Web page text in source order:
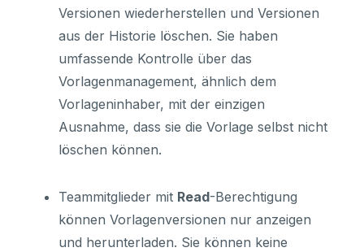
Versionen wiederherstellen und Versionen
aus der Historie löschen. Sie haben
umfassende Kontrolle über das
Vorlagenmanagement, ähnlich dem
Vorlageninhaber, mit der einzigen
Ausnahme, dass sie die Vorlage selbst nicht
löschen können.
Teammitglieder mit Read-Berechtigung
können Vorlagenversionen nur anzeigen
und herunterladen. Sie können keine